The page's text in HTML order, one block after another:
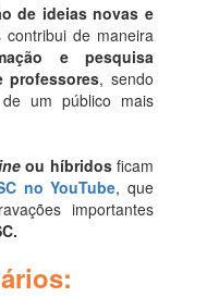
de ideias novas e
de maneira
e pesquisa
professores, sendo
um público mais
ou híbridosficam
no YouTube, que
importantes